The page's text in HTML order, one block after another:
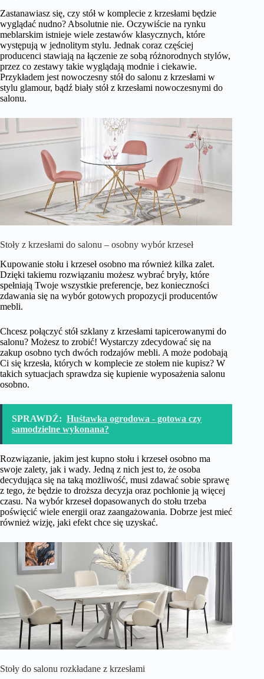
Zastanawiasz się, czy stół w komplecie z krzesłami będzie
wyglądać nudno? Absolutnie nie. Oczywiście na rynku
meblarskim istnieje wiele zestawów klasycznych, które
występują w jednolitym stylu. Jednak coraz częściej
producenci stawiają na łączenie ze sobą różnorodnych stylów,
przez co zestawy takie wyglądają modnie i ciekawie.
Przykładem jest nowoczesny stół do salonu z krzesłami w
stylu glamour, bądź biały stół z krzesłami nowoczesnymi do
salonu.
Stoły z krzesłami do salonu – osobny wybór krzeseł
Kupowanie stołu i krzeseł osobno ma również kilka zalet.
Dzięki takiemu rozwiązaniu możesz wybrać bryły, które
spełniają Twoje wszystkie preferencje, bez konieczności
zdawania się na wybór gotowych propozycji producentów
mebli.
Chcesz połączyć stół szklany z krzesłami tapicerowanymi do
salonu? Możesz to zrobić! Wystarczy zdecydować się na
zakup osobno tych dwóch rodzajów mebli. A może podobają
Ci się krzesła, których w komplecie ze stołem nie kupisz? W
takich sytuacjach sprawdza się kupienie wyposażenia salonu
osobno.
SPRAWDŹ: Huśtawka ogrodowa - gotowa czy
samodzielne wykonana?
Rozwiązanie, jakim jest kupno stołu i krzeseł osobno ma
swoje zalety, jak i wady. Jedną z nich jest to, że osoba
decydująca się na taką możliwość, musi zdawać sobie sprawę
z tego, że będzie to droższa decyzja oraz pochłonie ją więcej
czasu. Na wybór krzeseł dopasowanych do stołu trzeba
poświęcić wiele energii oraz zaangażowania. Dobrze jest mieć
również wizję, jaki efekt chce się uzyskać.
Stoły do salonu rozkładane z krzesłami